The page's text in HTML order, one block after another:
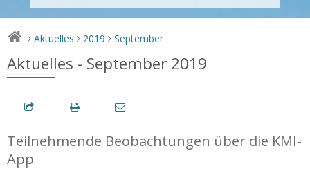
> Aktuelles > 2019 > September
Aktuelles - September 2019
Teilnehmende Beobachtungen über die KMI-
App